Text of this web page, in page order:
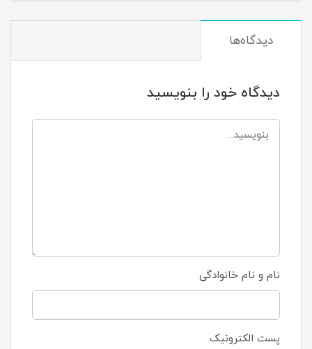
دیدگاه‌ها
دیدگاه خود را بنویسید
نام و نام خانوادگی
پست الکترونیک